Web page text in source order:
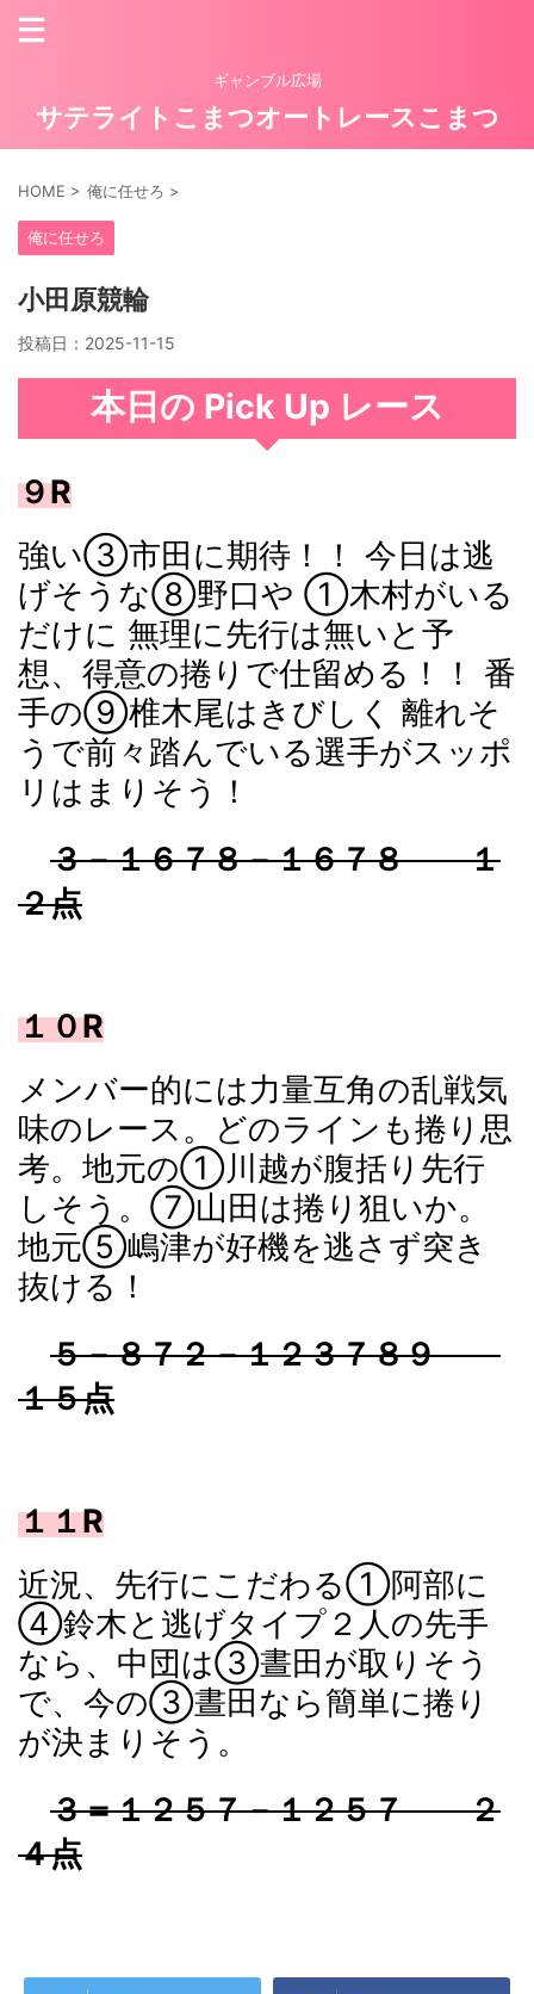
ギャンブル広場
サテライトこまつオートレースこまつ
HOME > 俺に任せろ >
俺に任せろ
小田原競輪
投稿日： 2025-11-15
本日の Pick Up レース
９R
強い③市田に期待！！ 今日は逃
げそうな⑧野口や ①木村がいる
だけに 無理に先行は無いと予
想、得意の捲りで仕留める！！ 番
手の⑨椎木尾はきびしく 離れそ
うで前々踏んでいる選手がスッポ
リはまりそう！
３－１６７８－１６７８ １
２点
１０R
メンバー的には力量互角の乱戦気
味のレース。どのラインも捲り思
考。地元の①川越が腹括り先行
しそう。⑦山田は捲り狙いか。
地元⑤嶋津が好機を逃さず突き
抜ける！
５－８７２－１２３７８９
１５点
１１R
近況、先行にこだわる①阿部に
④鈴木と逃げタイプ２人の先手
なら、中団は③晝田が取りそう
で、今の③晝田なら簡単に捲り
が決まりそう。
３＝１２５７－１２５７ ２
４点